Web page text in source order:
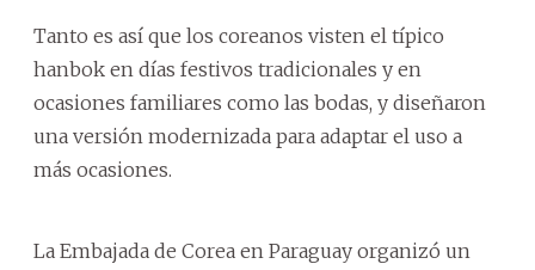
Tanto es así que los coreanos visten el típico
hanbok en días festivos tradicionales y en
ocasiones familiares como las bodas, y diseñaron
una versión modernizada para adaptar el uso a
más ocasiones.
La Embajada de Corea en Paraguay organizó un